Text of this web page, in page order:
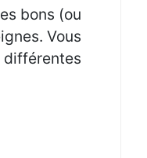
bons (ou
Vous